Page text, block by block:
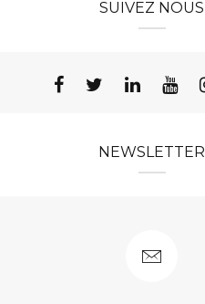
SUIVEZ NOUS
NEWSLETTER